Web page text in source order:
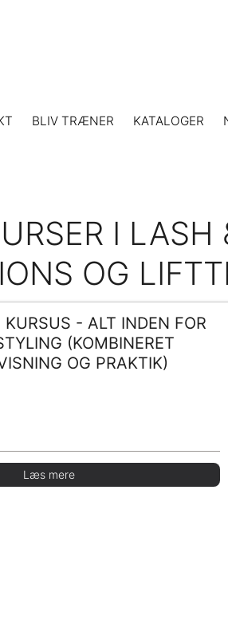
BLIV TRÆNER KATALOGER
I
OG
KURSUS - ALT INDEN FOR
(KOMBINERET
OG PRAKTIK)
Læs mere